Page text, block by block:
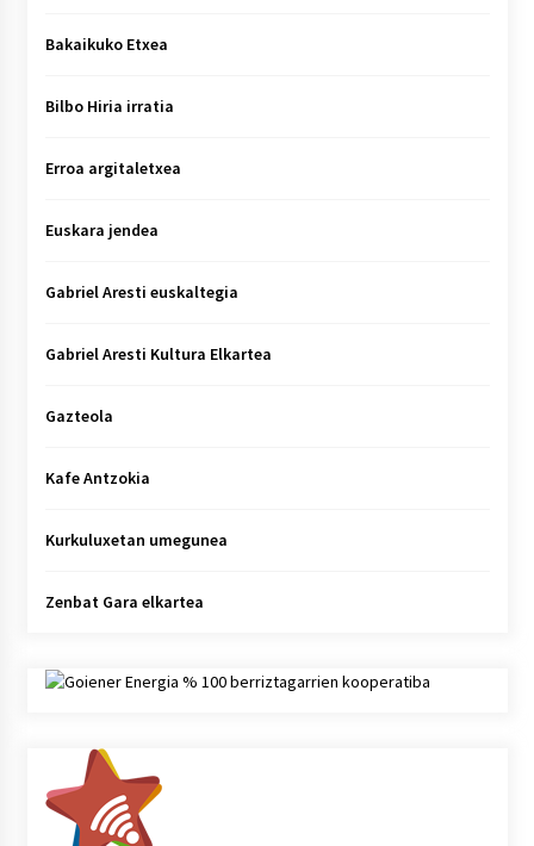
Bakaikuko Etxea
Bilbo Hiria irratia
Erroa argitaletxea
Euskara jendea
Gabriel Aresti euskaltegia
Gabriel Aresti Kultura Elkartea
Gazteola
Kafe Antzokia
Kurkuluxetan umegunea
Zenbat Gara elkartea